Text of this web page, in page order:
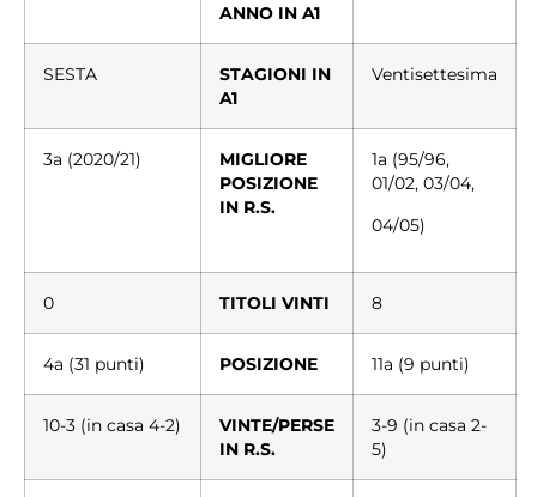
ANNO IN A1
SESTA
STAGIONI IN
A1
Ventisettesima
3a (2020/21)
MIGLIORE
POSIZIONE
IN R.S.
1a (95/96,
01/02, 03/04,
04/05)
0 TITOLI VINTI 8
4a (31 punti) POSIZIONE 11a (9 punti)
10-3 (in casa 4-2)
VINTE/PERSE
IN R.S.
3-9 (in casa 2-
5)